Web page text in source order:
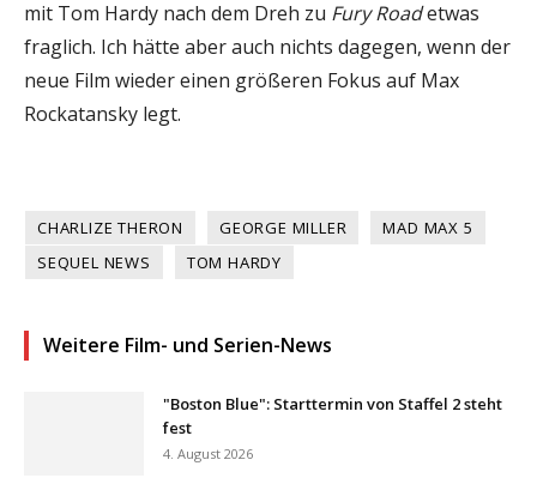
mit Tom Hardy nach dem Dreh zu Fury Roadetwas
fraglich. Ich hätte aber auch nichts dagegen, wenn der
neue Film wieder einen größeren Fokus auf Max
Rockatansky legt.
CHARLIZE THERON GEORGE MILLER
MAD MAX 5
SEQUEL NEWS
TOM HARDY
Weitere Film- und Serien-News
"Boston Blue": Starttermin von Staffel 2 steht
fest
4. August 2026